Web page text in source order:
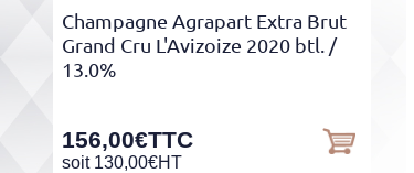
Champagne Agrapart Extra Brut
Grand Cru L'Avizoize 2020 btl. /
13.0%
156,00€TTC
soit 130,00€HT